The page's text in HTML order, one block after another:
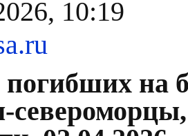
10:19
погибших на